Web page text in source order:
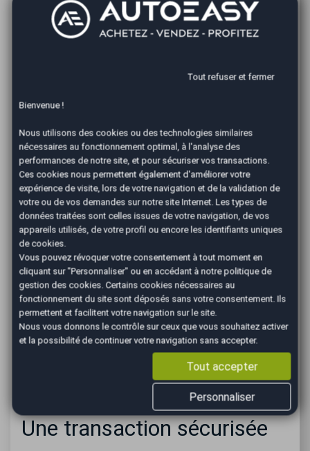
votre disposition. A toutes les étapes de la vente, ils
sont à votre écoute pour vous vous fournir toutes les
informations et conseils dont vous pourriez avoir
tout. Pour cela, votre agence AutoEasy vous garantit
conclusion de la vente. C’est vous qui choisissez le
bancaire ou chèque.
Comment est fixé le prix ?
Pour lareprise de votre voiture à Draguignan, votre
agent AutoEasy se base préalablement sur la valeur
Argus pour fixer un prix réel. Après, il prend en compte
les différentes particularités de votre véhicule. Les
coûts de remise en état et de réparation de
l’automobile sont retenus des cours Argus. Ce prix de
rachat cash vous est soumis pour acceptation. Dès
votre accord du montant fixé, notre agence AutoEasy
procède au règlement de la somme dans les 24 heures
suivantes par virement ou par chèque. En faisant appel
à AutoEasy, nos clients ont un réel accompagnement
et l’assurance d’une transaction sécurisée. Notre
reprise auto à Draguignanfaisant
partie d’un réseau national bien implanté, vous n’avez
pas à redouter les impayés, contrairement au rachat
Une transaction sécurisée
Tout refuser et fermer
Bienvenue !
Nous utilisons des cookies ou des technologies similaires
nécessaires au fonctionnement optimal, à l'analyse des
performances de notre site, et pour sécuriser vos transactions.
Ces cookies nous permettent également d'améliorer votre
expérience de visite, lors de votre navigation et de la validation de
votre ou de vos demandes sur notre site Internet. Les types de
données traitées sont celles issues de votre navigation, de vos
appareils utilisés, de votre profil ou encore les identifiants uniques
de cookies.
Vous pouvez révoquer votre consentement à tout moment en
cliquant sur "Personnaliser" ou en accédant à notre politique de
gestion des cookies. Certains cookies nécessaires au
fonctionnement du site sont déposés sans votre consentement. Ils
permettent et facilitent votre navigation sur le site.
Nous vous donnons le contrôle sur ceux que vous souhaitez activer
et la possibilité de continuer votre navigation sans accepter.
Tout accepter
Personnaliser